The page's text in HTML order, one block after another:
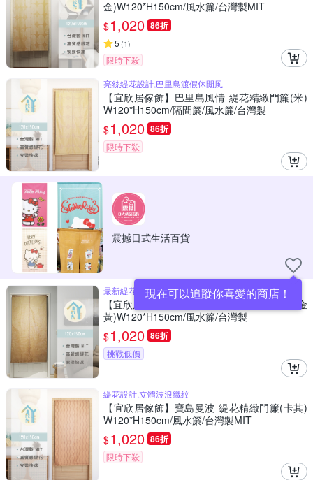
金)W120*H150cm/風水簾/台灣製MIT
$1,020 86折
5 (1)
限時下殺
亮絲緹花設計,巴里島渡假休閒風
【宜欣居傢飾】巴里島風情-緹花精緻門簾(米)
W120*H150cm/隔間簾/風水簾/台灣製
$1,020 86折
限時下殺
震撼日式生活百貨
現在可以追蹤你喜愛的商店！
最新緹花設計,花紋如刺繡效果
【宜欣居傢飾】浪漫滿屋-雙層緹花精緻門簾(金
黃)W120*H150cm/風水簾/台灣製
$1,020 86折
挑戰低價
緹花設計,立體波浪織紋
【宜欣居傢飾】寶島曼波-緹花精緻門簾(卡其)
W120*H150cm/風水簾/台灣製MIT
$1,020 86折
限時下殺